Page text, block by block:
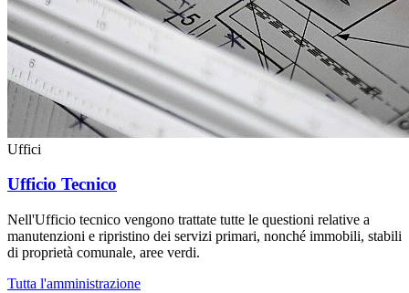
Uffici
Ufficio Tecnico
Nell'Ufficio tecnico vengono trattate tutte le questioni relative a
manutenzioni e ripristino dei servizi primari, nonché immobili, stabili
di proprietà comunale, aree verdi.
Tutta l'amministrazione